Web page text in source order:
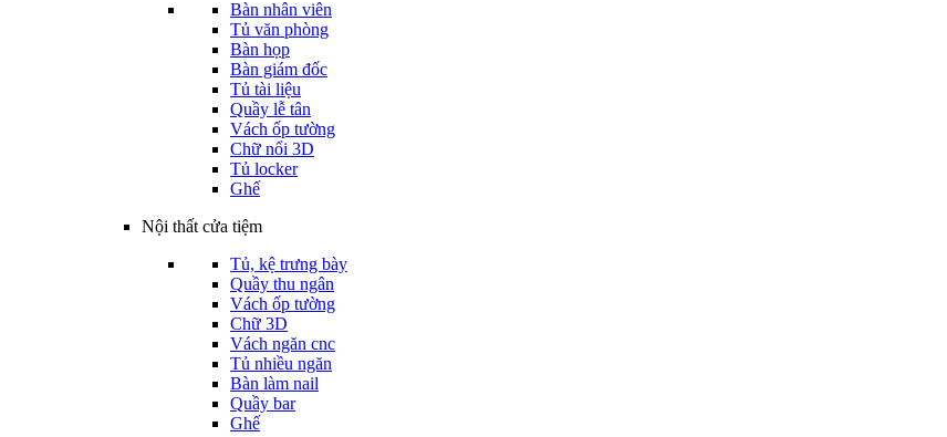
Bàn nhân viên
Tủ văn phòng
Bàn họp
Bàn giám đốc
Tủ tài liệu
Quầy lễ tân
Vách ốp tường
Chữ nổi 3D
Tủ locker
Ghế
Nội thất cửa tiệm
Tủ, kệ trưng bày
Quầy thu ngân
Vách ốp tường
Chữ 3D
Vách ngăn cnc
Tủ nhiều ngăn
Bàn làm nail
Quầy bar
Ghế